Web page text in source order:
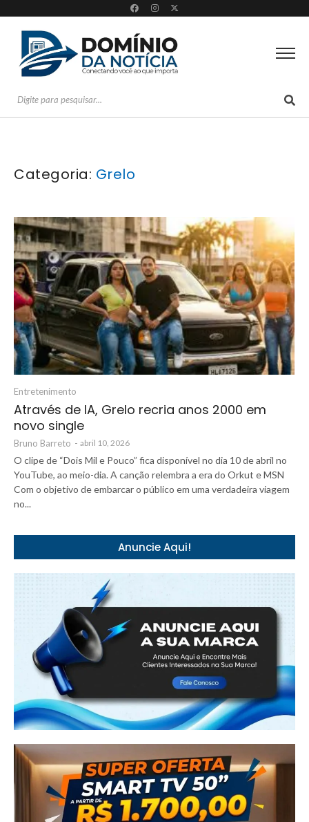
Categoria: Grelo
Entretenimento
Através de IA, Grelo recria anos 2000 em
novo single
Bruno Barreto - abril 10, 2026
O clipe de “Dois Mil e Pouco” fica disponível no dia 10 de abril no
YouTube, ao meio-dia. A canção relembra a era do Orkut e MSN
Com o objetivo de embarcar o público em uma verdadeira viagem
no...
Anuncie Aqui!